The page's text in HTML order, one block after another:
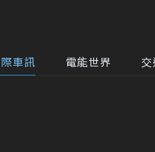
車訊 電能世界